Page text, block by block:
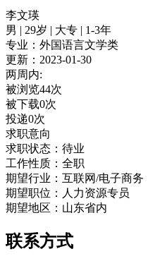
李文瑛
男 | 29岁 | 大专 | 1-3年
专业：外国语言文学类
更新：2023-01-30
两周内:
被浏览44次
被下载0次
投递0次
求职意向
求职状态：待业
工作性质：全职
期望行业：互联网/电子商务
期望职位：人力资源专员
期望地区：山东省内
联系方式